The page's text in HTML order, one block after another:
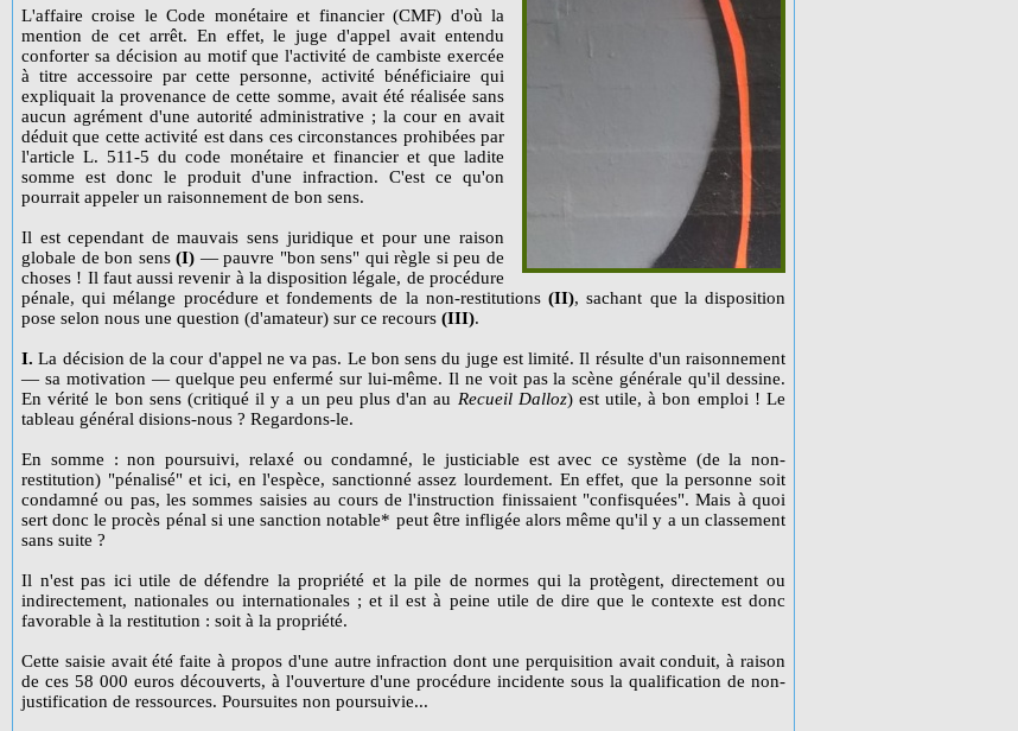
L'affaire croise le Code monétaire et financier (CMF) d'où la
mention de cet arrêt. En effet, le juge d'appel avait entendu
conforter sa décision au motif que l'activité de cambiste exercée
à titre accessoire par cette personne, activité bénéficiaire qui
expliquait la provenance de cette somme, avait été réalisée sans
aucun agrément d'une autorité administrative ; la cour en avait
déduit que cette activité est dans ces circonstances prohibées par
l'article L. 511-5 du code monétaire et financier et que ladite
somme est donc le produit d'une infraction. C'est ce qu'on
pourrait appeler un raisonnement de bon sens.
Il est cependant de mauvais sens juridique et pour une raison
globale de bon sens(I) ― pauvre "bon sens" qui règle si peu de
choses ! Il faut aussi revenir à la disposition légale, de procédure
pénale, qui mélange procédure et fondements de la non-restitutions(II), sachant que la disposition
pose selon nous une question (d'amateur) sur ce recours (III).
I.La décision de la cour d'appel ne va pas. Le bon sens du juge est limité. Il résulte d'un raisonnement
― sa motivation ― quelque peu enfermé sur lui-même. Il ne voit pas la scène générale qu'il dessine.
En vérité le bon sens (critiqué il y a un peu plus d'an au Recueil Dalloz) est utile, à bon emploi ! Le
tableau général disions-nous ? Regardons-le.
En somme : non poursuivi, relaxé ou condamné, le justiciable est avec ce système (de la non-
restitution) "pénalisé" et ici, en l'espèce, sanctionné assez lourdement. En effet, que la personne soit
condamné ou pas, les sommes saisies au cours de l'instruction finissaient "confisquées". Mais à quoi
sert donc le procès pénal si une sanction notable* peut être infligée alors même qu'il y a un classement
sans suite ?
Il n'est pas ici utile de défendre la propriété et la pile de normes qui la protègent, directement ou
indirectement, nationales ou internationales ; et il est à peine utile de dire que le contexte est donc
favorable à la restitution : soit à la propriété.
Cette saisie avait été faite à propos d'une autre infraction dont une perquisition avait conduit, à raison
de ces 58 000 euros découverts, à l'ouverture d'une procédure incidente sous la qualification de non-
justification de ressources. Poursuites non poursuivie...